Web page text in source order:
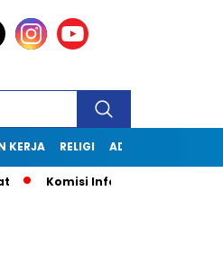
KERJA RELIGI ADVERTORIAL
Komisi Informasi Jabar